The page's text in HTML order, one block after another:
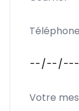
0.00 $
Location
0.00 $